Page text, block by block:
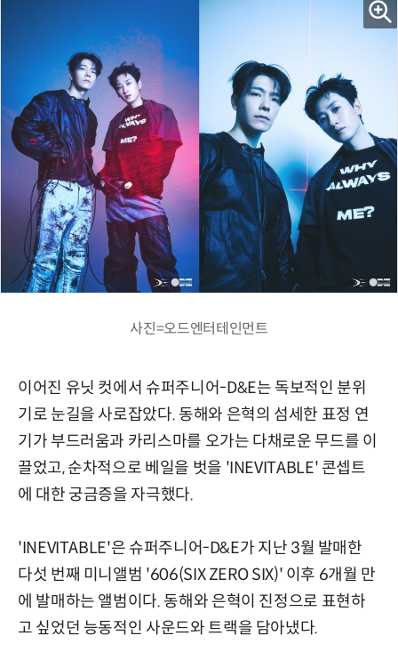
사진=오드엔터테인먼트
이어진 유닛 컷에서 슈퍼주니어-D&E는 독보적인 분위
기로 눈길을 사로잡았다. 동해와 은혁의 섬세한 표정 연
기가 부드러움과 카리스마를 오가는 다채로운 무드를 이
끌었고, 순차적으로 베일을 벗을 'INEVITABLE' 콘셉트
에 대한 궁금증을 자극했다.
'INEVITABLE'은 슈퍼주니어-D&E가 지난 3월 발매한
다섯 번째 미니앨범 '606(SIX ZERO SIX)' 이후 6개월 만
에 발매하는 앨범이다. 동해와 은혁이 진정으로 표현하
고 싶었던 능동적인 사운드와 트랙을 담아냈다.